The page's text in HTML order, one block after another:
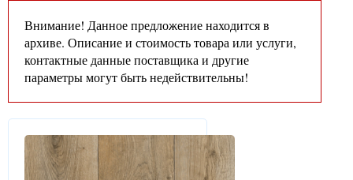
Внимание! Данное предложение находится в
архиве. Описание и стоимость товара или услуги,
контактные данные поставщика и другие
параметры могут быть недействительны!